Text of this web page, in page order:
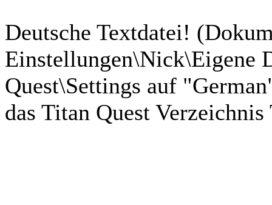
Deutsche Textdatei!
Einstellungen\Nick\Eigene
Quest\Settings auf
das Titan Quest